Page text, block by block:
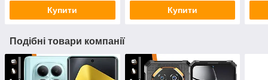
Купити Купити
Подібні товари компанії